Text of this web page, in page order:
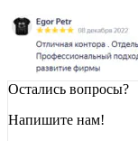
Остались вопросы?
Напишите нам!